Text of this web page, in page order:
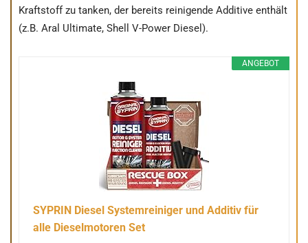
Kraftstoff zu tanken, der bereits reinigende Additive enthält
(z.B. Aral Ultimate, Shell V-Power Diesel).
ANGEBOT
SYPRIN Diesel Systemreiniger und Additiv für
alle Dieselmotoren Set